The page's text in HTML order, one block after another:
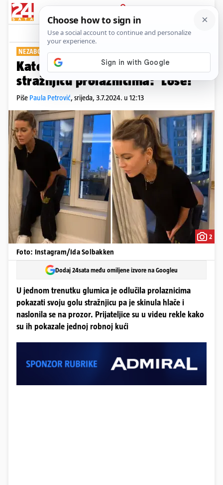
PRIJAVA
Show Komentari
NEZABORAVAN PRIZOR
Kate Beckinsale pokazala golu
stražnjicu prolaznicima: 'Loše!'
Piše Paula Petrović, srijeda, 3.7.2024. u 12:13
2
Foto: Instagram/Ida Solbakken
Dodaj 24sata među omiljene izvore na Googleu
U jednom trenutku glumica je odlučila prolaznicima
pokazati svoju golu stražnjicu pa je skinula hlače i
naslonila se na prozor. Prijateljice su u videu rekle kako
su ih pokazale jednoj robnoj kući